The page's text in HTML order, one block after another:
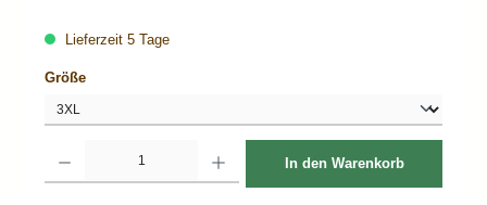
Lieferzeit 5 Tage
Größeauswählen
In den Warenkorb